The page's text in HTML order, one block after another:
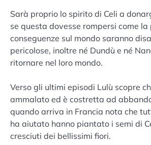
Sarà proprio lo spirito di Celi a
se questa dovesse rompersi come la
conseguenze sul mondo saranno
pericolose, inoltre né Dundù e né
ritornare nel loro mondo.
Verso gli ultimi episodi Lulù scopre
ammalato ed è costretta ad
quando arriva in Francia nota che
ha aiutato hanno piantato i semi di
cresciuti dei bellissimi fiori.